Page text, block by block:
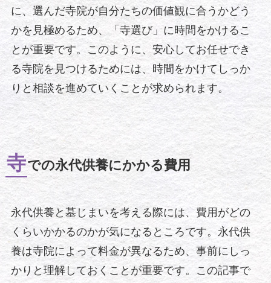
に、選んだ寺院が自分たちの価値観に合うかどう
かを見極めるため、「寺選び」に時間をかけるこ
とが重要です。このように、安心してお任せでき
る寺院を見つけるためには、時間をかけてしっか
りと相談を進めていくことが求められます。
寺での永代供養にかかる費用
永代供養と墓じまいを考える際には、費用がどの
くらいかかるのかが気になるところです。永代供
養は寺院によって料金が異なるため、事前にしっ
かりと理解しておくことが重要です。この記事で